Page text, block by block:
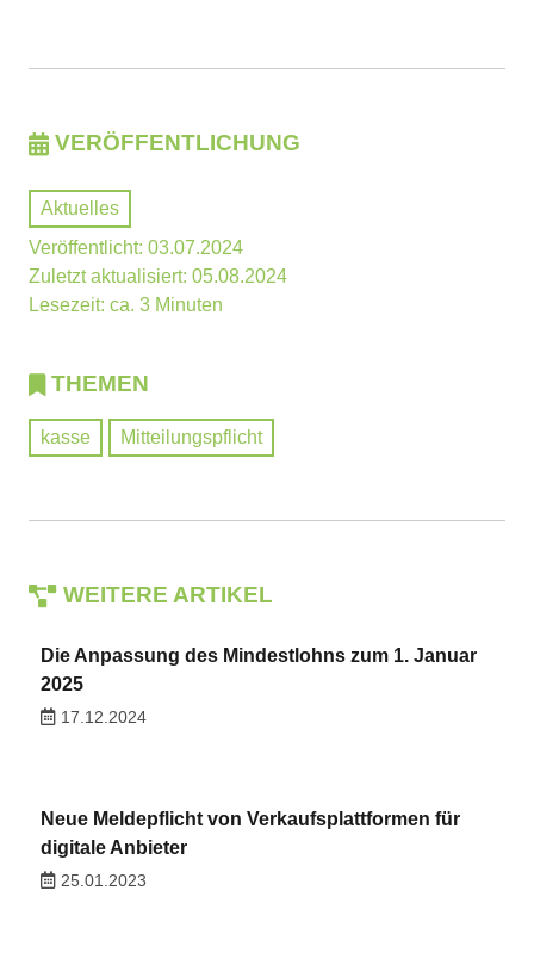
VERÖFFENTLICHUNG
Aktuelles
Veröffentlicht: 03.07.2024
Zuletzt aktualisiert: 05.08.2024
Lesezeit: ca. 3 Minuten
THEMEN
kasse Mitteilungspflicht
WEITERE ARTIKEL
Die Anpassung des Mindestlohns zum 1. Januar
2025
17.12.2024
Neue Meldepflicht von Verkaufsplattformen für
digitale Anbieter
25.01.2023